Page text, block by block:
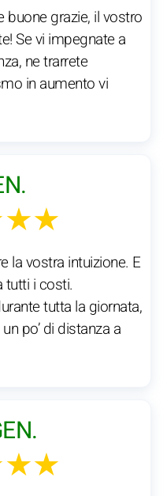
buone grazie, il vostro
Se vi impegnate a
ne trarrete
in aumento vi
la vostra intuizione. E
tutti i costi.
tutta la giornata,
po’ di distanza a